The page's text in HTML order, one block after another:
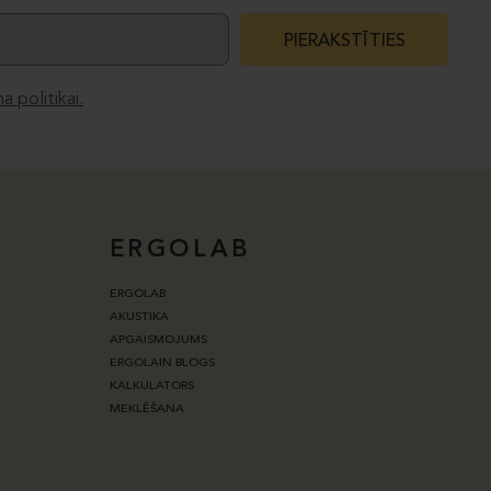
politikai.
PIERAKSTĪTIES
ERGOLAB
ERGOLAB
AKUSTIKA
APGAISMOJUMS
ERGOLAIN BLOGS
KALKULATORS
MEKLĒŠANA